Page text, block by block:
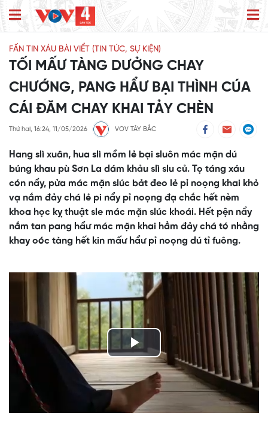
FẤN TIN XÁU BÀI VIỂT (TIN TỨC, SỰ KIỆN)
TỐI MẤƯ TÀNG DƯỞNG CHAY
CHƯỚNG, PANG HẨƯ BẠI THÌNH CÚA
CÁI ĐĂM CHAY KHAI TẢY CHÈN
Thứ hai, 16:24, 11/05/2026 VOV TÂY BẮC
Hang slì xuân, hua slì mồm lẻ bại sluôn mác mặn dú
búng khau pù Sơn La dám khảu slì slu củ. Tọ táng xáu
cón nẩy, pửa mác mặn slúc bảt đeo lẻ pỉ noọng khai khỏ
vạ nắm đảy chá lẻ pi nẩy pỉ noọng đạ chắc hết nèm
khoa học kỵ thuật sle mác mặn slúc khoái. Hết pện nẩy
nắm tan pang hẩư mác mặn khai hẳm đảy chá tó nhằng
khay oóc tàng hết kin mấư hẩư pỉ noọng dú tỉ fuông.
Play
Video